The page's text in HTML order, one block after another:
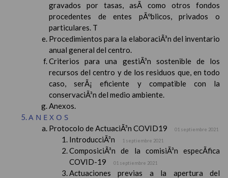
gravados por tasas, asÃ­ como otros fondos
procedentes de entes pÃºblicos, privados o
particulares. T
Procedimientos para la elaboraciÃ³n del inventario
anual general del centro.
Criterios para una gestiÃ³n sostenible de los
recursos del centro y de los residuos que, en todo
caso, serÃ¡ eficiente y compatible con la
conservaciÃ³n del medio ambiente.
Anexos.
ANEXOS
Protocolo de ActuaciÃ³n COVID19 01 septiembre 2021
IntroducciÃ³n 1 septiembre 2021
ComposiciÃ³n de la comisiÃ³n especÃ­fica
COVID-19
01 septiembre 2021
Actuaciones previas a la apertura del